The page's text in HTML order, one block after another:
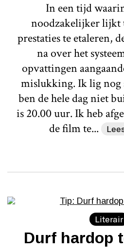
In een tijd
noodzakelijker lijkt
prestaties te etaleren,
na over het
opvattingen
mislukking. Ik lig nog
ben de hele dag niet
is 20.00 uur. Ik heb
de film te...
Literair
Durf hardop